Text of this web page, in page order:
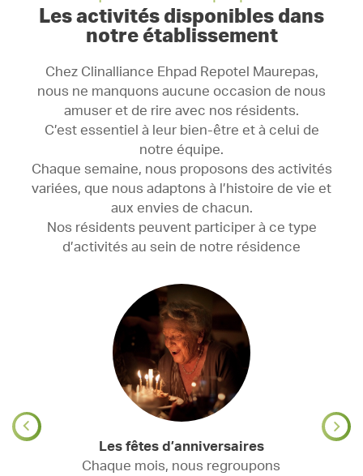
Les activités disponibles dans
notre établissement
Chez Clinalliance Ehpad Repotel Maurepas,
nous ne manquons aucune occasion de nous
amuser et de rire avec nos résidents.
C’est essentiel à leur bien-être et à celui de
notre équipe.
Chaque semaine, nous proposons des activités
variées, que nous adaptons à l’histoire de vie et
aux envies de chacun.
Nos résidents peuvent participer à ce type
d’activités au sein de notre résidence
Les fêtes d’anniversaires
Chaque mois, nous regroupons